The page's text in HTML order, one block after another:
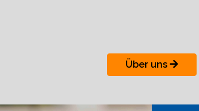
Über uns